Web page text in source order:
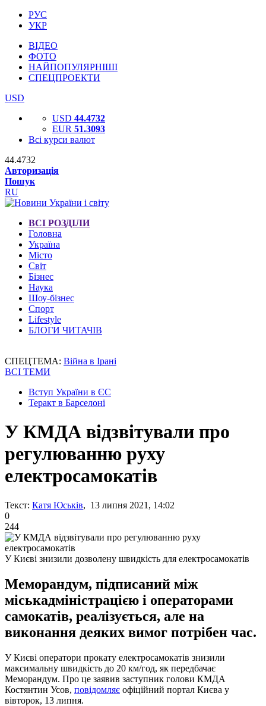
РУС
УКР
ВІДЕО
ФОТО
НАЙПОПУЛЯРНІШІ
СПЕЦПРОЕКТИ
USD
USD 44.4732
EUR 51.3093
Всі курси валют
44.4732
Авторизація
Пошук
RU
ВСІ РОЗДІЛИ
Головна
Україна
Місто
Світ
Бізнес
Наука
Шоу-бізнес
Спорт
Lifestyle
БЛОГИ ЧИТАЧІВ
СПЕЦТЕМА: Війна в Ірані
ВСІ ТЕМИ
Вступ України в ЄС
Теракт в Барселоні
У КМДА відзвітували про
регулюванню руху
електросамокатів
Текст: Катя Юськів, 13 липня 2021, 14:02
0
244
У Києві знизили дозволену швидкість для електросамокатів
Меморандум, підписаний між
міськадміністрацією і операторами
самокатів, реалізується, але на
виконання деяких вимог потрібен час.
У Києві оператори прокату електросамокатів знизили
максимальну швидкість до 20 км/год, як передбачає
Меморандум. Про це заявив заступник голови КМДА
Костянтин Усов, повідомляє офіційний портал Києва у
вівторок, 13 липня.